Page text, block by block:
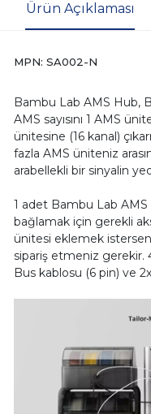
Ürün Açıklaması
MPN: SA002-N
Bambu Lab AMS Hub,
AMS sayısını 1 AMS
ünitesine (16 kanal)
fazla AMS üniteniz
arabellekli bir sinyalin
1 adet Bambu Lab AMS
bağlamak için gerekli
ünitesi eklemek
sipariş etmeniz gerekir.
Bus kablosu (6 pin) ve